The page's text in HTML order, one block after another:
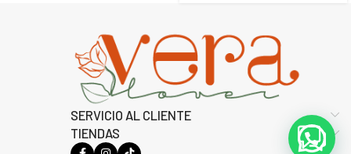
SERVICIO AL CLIENTE
TIENDAS